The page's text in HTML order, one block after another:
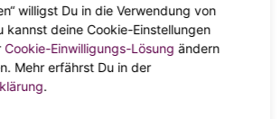
willigst Du in die Verwendung von
kannst deine Cookie-Einstellungen
Cookie-Einwilligungs-Lösung ändern
Mehr erfährst Du in der
.